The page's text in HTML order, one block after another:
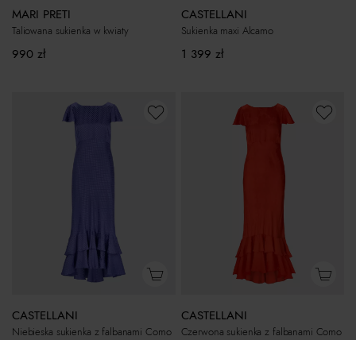
MARI PRETI
Taliowana sukienka w kwiaty
990 zł
CASTELLANI
Sukienka maxi Alcamo
1 399 zł
CASTELLANI
Niebieska sukienka z falbanami Como
CASTELLANI
Czerwona sukienka z falbanami Como